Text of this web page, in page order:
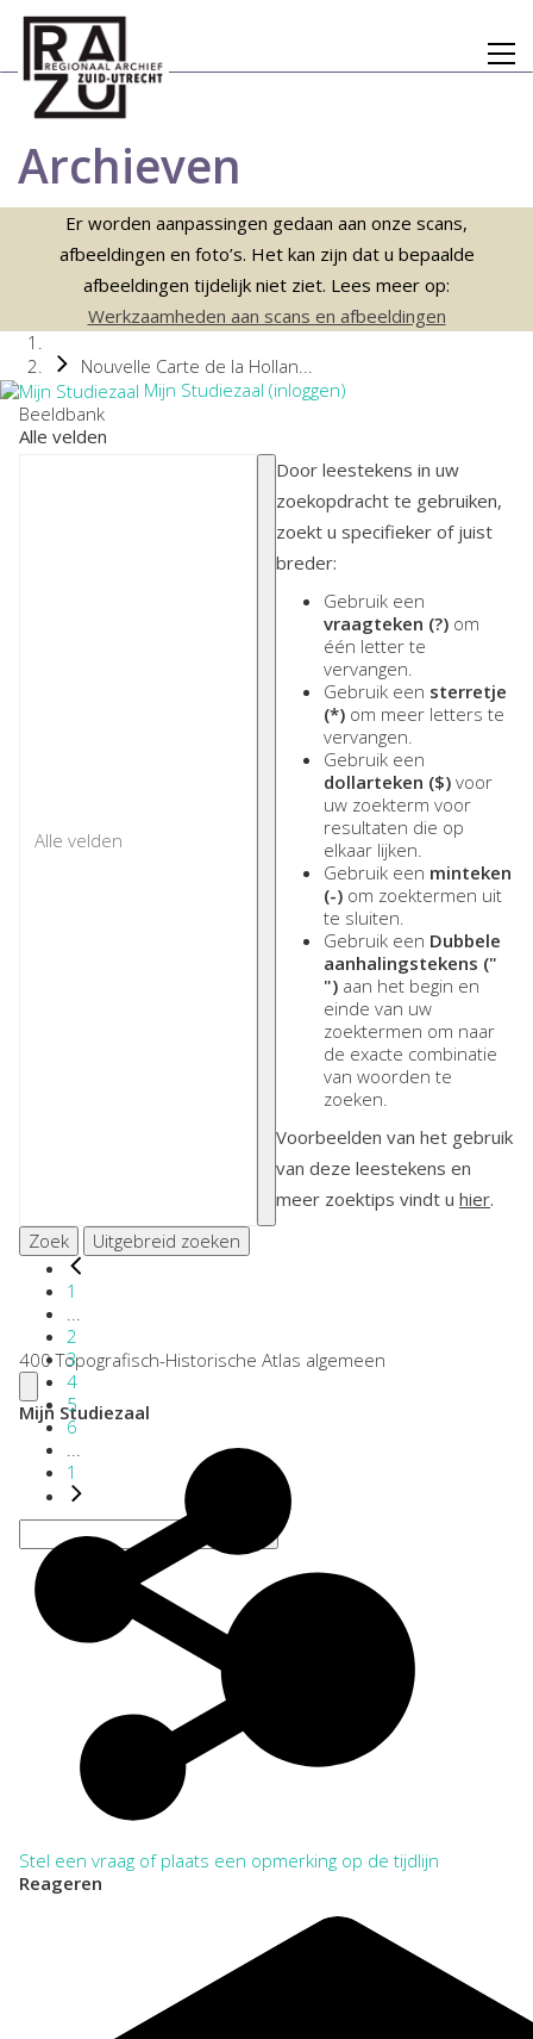
Archieven
Er worden aanpassingen gedaan aan onze scans,
afbeeldingen en foto’s. Het kan zijn dat u bepaalde
afbeeldingen tijdelijk niet ziet. Lees meer op:
Werkzaamheden aan scans en afbeeldingen
Nouvelle Carte de la Hollan...
Mijn Studiezaal (inloggen)
Beeldbank
Alle velden
Door leestekens in uw
zoekopdracht te gebruiken,
zoekt u specifieker of juist
breder:
Gebruik een
vraagteken (?) om
één letter te
vervangen.
Gebruik een sterretje
(*) om meer letters te
vervangen.
Gebruik een
dollarteken ($) voor
uw zoekterm voor
resultaten die op
elkaar lijken.
Gebruik een minteken
(-) om zoektermen uit
te sluiten.
Gebruik een Dubbele
aanhalingstekens ("
") aan het begin en
einde van uw
zoektermen om naar
de exacte combinatie
van woorden te
zoeken.
Voorbeelden van het gebruik
van deze leestekens en
meer zoektips vindt u hier.
Zoek
Uitgebreid zoeken
1
2
3
4
5
6
1
400 Topografisch-Historische Atlas algemeen
Mijn Studiezaal
Stel een vraag of plaats een opmerking op de tijdlijn
Reageren